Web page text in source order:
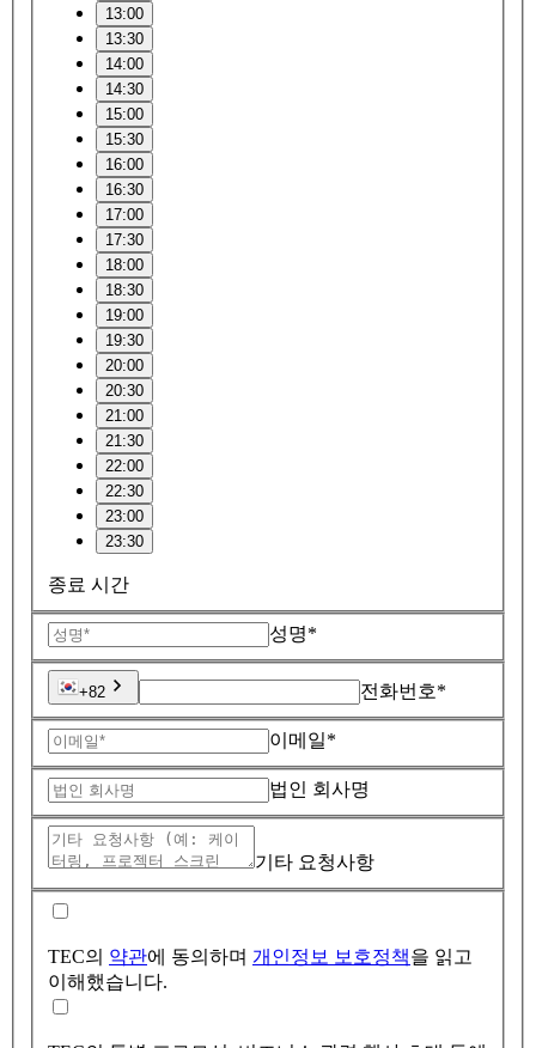
13:00
13:30
14:00
14:30
15:00
15:30
16:00
16:30
17:00
17:30
18:00
18:30
19:00
19:30
20:00
20:30
21:00
21:30
22:00
22:30
23:00
23:30
종료 시간
성명*
+82 전화번호*
이메일*
법인 회사명
기타 요청사항
TEC의 약관에 동의하며 개인정보 보호정책을 읽고
이해했습니다.